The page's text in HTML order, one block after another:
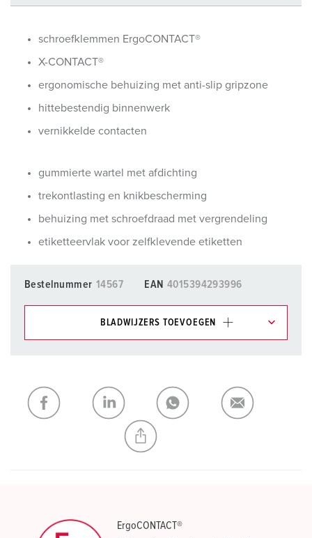
schroefklemmen ErgoCONTACT®
X-CONTACT®
ergonomische behuizing met anti-slip gripzone
hittebestendig binnenwerk
vernikkelde contacten
gummierte wartel met afdichting
trekontlasting en knikbescherming
behuizing met schroefdraad met vergrendeling
etiketteervlak voor zelfklevende etiketten
Bestelnummer 14567 EAN 4015394293996
BLADWIJZERS TOEVOEGEN
Mijn lijst TOEVOEGEN
NIEUW LIJST MAKEN
ErgoCONTACT®